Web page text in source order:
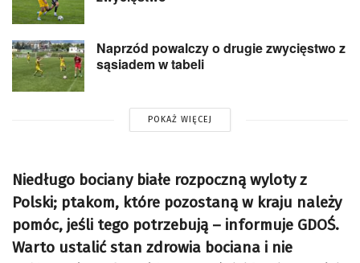
Naprzód powalczy o drugie zwycięstwo z
sąsiadem w tabeli
POKAŻ WIĘCEJ
Niedługo bociany białe rozpoczną wyloty z
Polski; ptakom, które pozostaną w kraju należy
pomóc, jeśli tego potrzebują – informuje GDOŚ.
Warto ustalić stan zdrowia bociana i nie